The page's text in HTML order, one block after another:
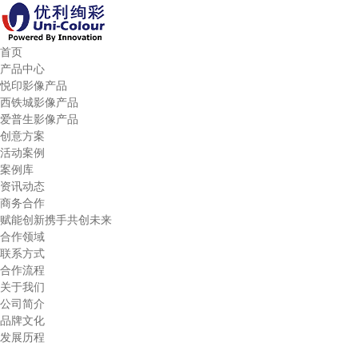
首页
产品中心
悦印影像产品
西铁城影像产品
爱普生影像产品
创意方案
活动案例
案例库
资讯动态
商务合作
赋能创新携手共创未来
合作领域
联系方式
合作流程
关于我们
公司简介
品牌文化
发展历程